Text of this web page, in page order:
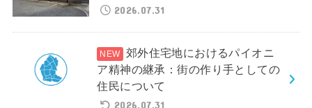
2026.07.31
郊外住宅地におけるパイオニ
ア精神の継承：街の作り手としての
住民について
2026.07.31